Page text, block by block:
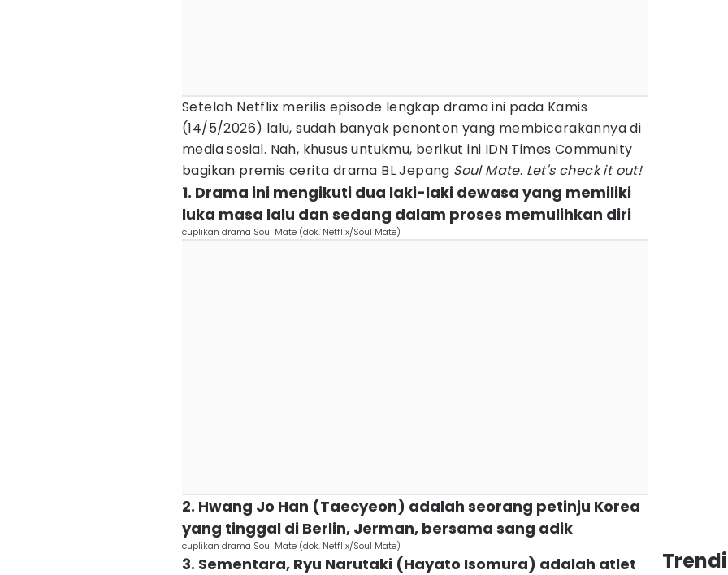
Setelah Netflix merilis episode lengkap drama ini pada Kamis
(14/5/2026) lalu, sudah banyak penonton yang membicarakannya di
media sosial. Nah, khusus untukmu, berikut ini IDN Times Community
bagikan premis cerita drama BL Jepang Soul Mate. Let's check it out!
1. Drama ini mengikuti dua laki-laki dewasa yang memiliki
luka masa lalu dan sedang dalam proses memulihkan diri
cuplikan drama Soul Mate (dok. Netflix/Soul Mate)
2. Hwang Jo Han (Taecyeon) adalah seorang petinju Korea
yang tinggal di Berlin, Jerman, bersama sang adik
cuplikan drama Soul Mate (dok. Netflix/Soul Mate)
3. Sementara, Ryu Narutaki (Hayato Isomura) adalah atlet